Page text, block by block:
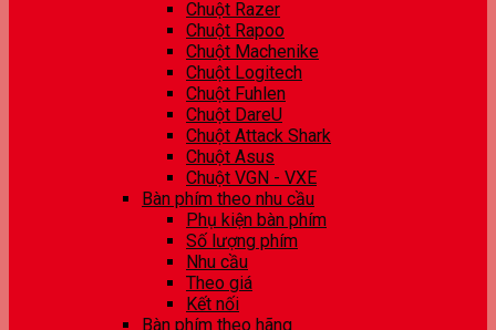
Chuột Razer
Chuột Rapoo
Chuột Machenike
Chuột Logitech
Chuột Fuhlen
Chuột DareU
Chuột Attack Shark
Chuột Asus
Chuột VGN - VXE
Bàn phím theo nhu cầu
Phụ kiện bàn phím
Số lượng phím
Nhu cầu
Theo giá
Kết nối
Bàn phím theo hãng